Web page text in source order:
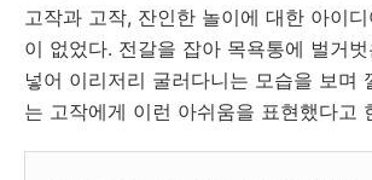
고작과 고작, 잔인한 놀이에 대한 아이
이 없었다. 전갈을 잡아 목욕통에 벌거
넣어 이리저리 굴러다니는 모습을 보며
는 고작에게 이런 아쉬움을 표현했다고